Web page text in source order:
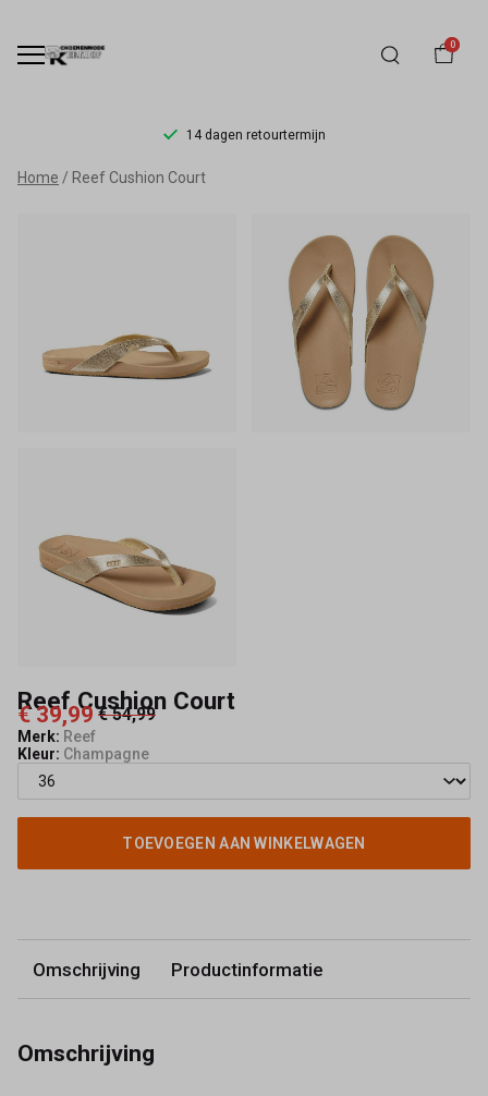
0
14 dagen retourtermijn
Reef
Schoenmode
Home Reef Cushion Court
Reef Cushion Court
€ 39,99 € 54,99
Merk: Reef
Kleur: Champagne
TOEVOEGEN AAN WINKELWAGEN
Omschrijving Productinformatie
Omschrijving